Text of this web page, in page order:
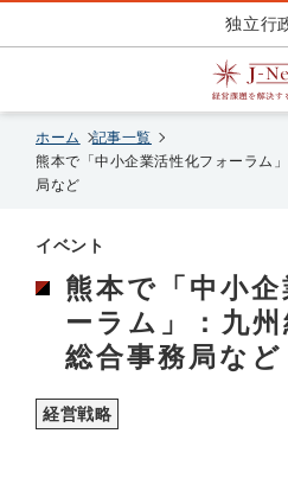
独立行
ホーム
記事一覧
熊本で「中小企業活性化フォーラム
局など
イベント
熊本で「中小
ーラム」：九
総合事務局など
経営戦略